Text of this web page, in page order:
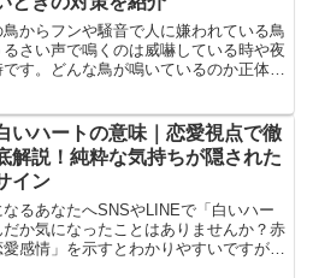
からフンや騒音で人に嫌われている鳥
さい声で鳴くのは威嚇している時や夜
す。どんな鳥が鳴いているのか正体が
いハートの意味｜恋愛視点で徹
解説！純粋な気持ちが隠された
イン
るあなたへSNSやLINEで「白いハー
か気になったことはありませんか？赤
感情」を示すとわかりやすいですが、